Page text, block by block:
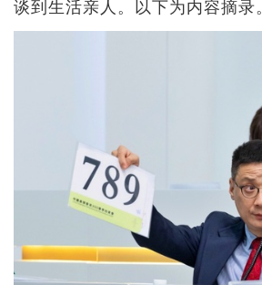
谈到生活亲人。以下为内容摘录。